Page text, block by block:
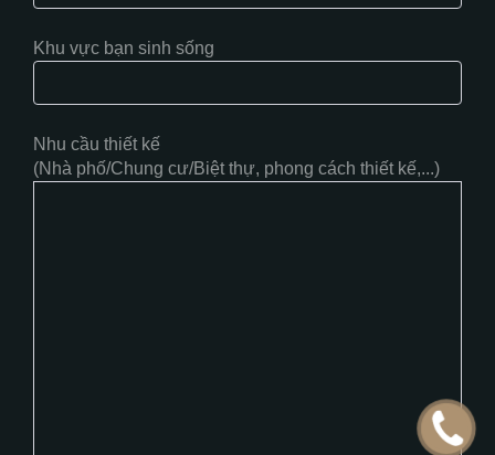
Khu vực bạn sinh sống
Nhu cầu thiết kế
(Nhà phố/Chung cư/Biệt thự, phong cách thiết kế,...)